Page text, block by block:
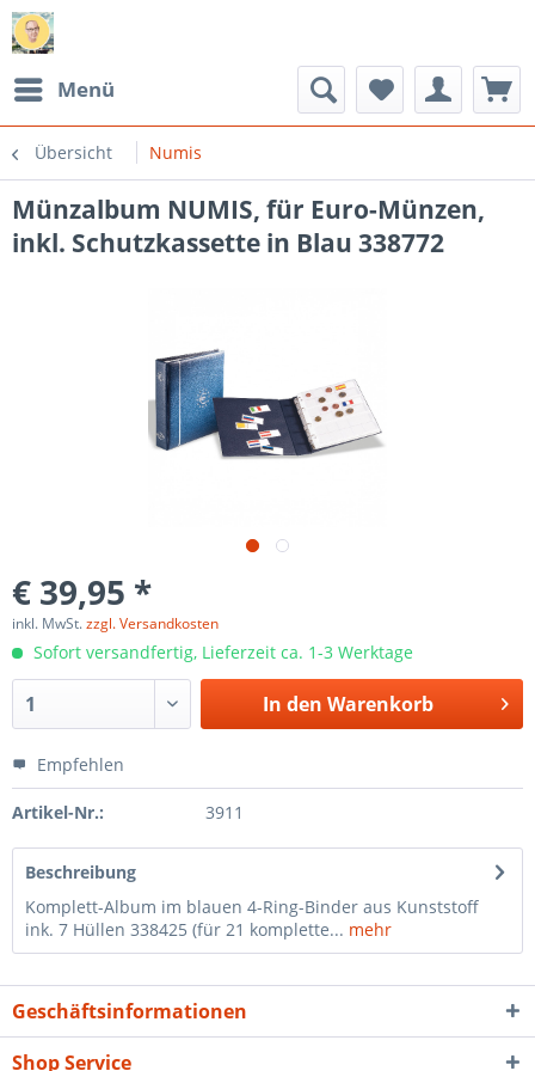
Menü
Übersicht Numis
Münzalbum NUMIS, für Euro-Münzen,
inkl. Schutzkassette in Blau 338772
€ 39,95 *
inkl. MwSt.zzgl. Versandkosten
Sofort versandfertig, Lieferzeit ca. 1-3 Werktage
In den Warenkorb
Empfehlen
Artikel-Nr.: 3911
Beschreibung
Komplett-Album im blauen 4-Ring-Binder aus Kunststoff
ink. 7 Hüllen 338425 (für 21 komplette... mehr
Geschäftsinformationen
Shop Service